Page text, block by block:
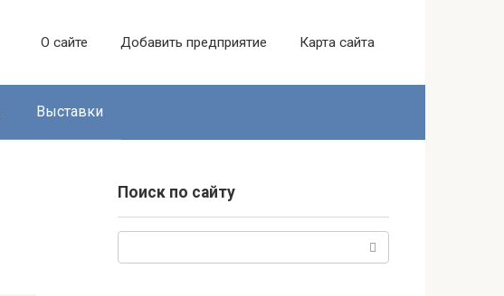
О сайте Добавить предприятие Карта сайта
Выставки
Поиск по сайту